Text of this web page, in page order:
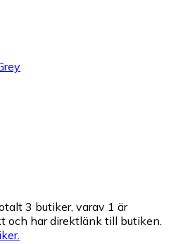
3 butiker, varav 1 är
och har direktlänk till butiken.